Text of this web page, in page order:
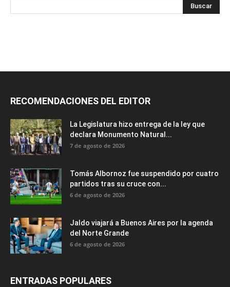
RECOMENDACIONES DEL EDITOR
La Legislatura hizo entrega de la ley que
declara Monumento Natural...
7 de agosto de 2026
Tomás Albornoz fue suspendido por cuatro
partidos tras su cruce con...
6 de agosto de 2026
Jaldo viajará a Buenos Aires por la agenda
del Norte Grande
6 de agosto de 2026
ENTRADAS POPULARES